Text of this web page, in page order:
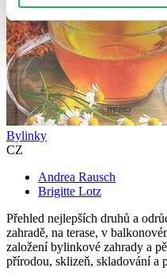
Bylinky
CZ
Andrea Rausch
Brigitte Lotz
Přehled nejlepších druhů a
zahradě, na terase, v
založení bylinkové zahrady a
přírodou, sklizeň, skladování a